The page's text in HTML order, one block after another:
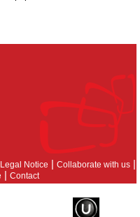
Legal Notice | Collaborate with us |
| Contact